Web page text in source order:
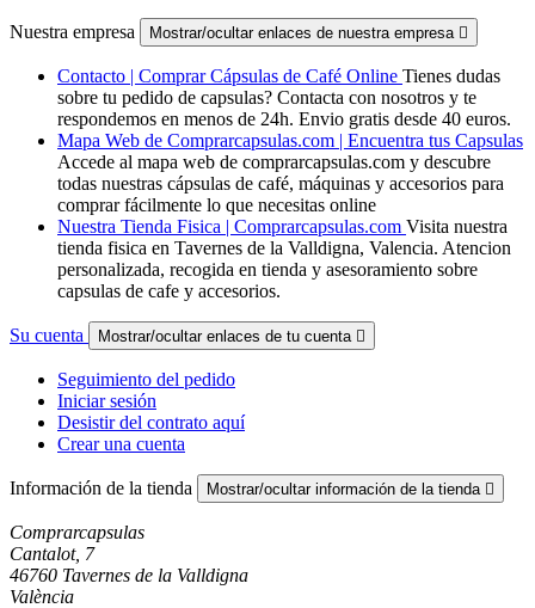
Nuestra empresa Mostrar/ocultar enlaces de nuestra empresa 
Contacto | Comprar Cápsulas de Café Online Tienes dudas
sobre tu pedido de capsulas? Contacta con nosotros y te
respondemos en menos de 24h. Envio gratis desde 40 euros.
Mapa Web de Comprarcapsulas.com | Encuentra tus Capsulas
Accede al mapa web de comprarcapsulas.com y descubre
todas nuestras cápsulas de café, máquinas y accesorios para
comprar fácilmente lo que necesitas online
Nuestra Tienda Fisica | Comprarcapsulas.com Visita nuestra
tienda fisica en Tavernes de la Valldigna, Valencia. Atencion
personalizada, recogida en tienda y asesoramiento sobre
capsulas de cafe y accesorios.
Su cuenta Mostrar/ocultar enlaces de tu cuenta 
Seguimiento del pedido
Iniciar sesión
Desistir del contrato aquí
Crear una cuenta
Información de la tienda Mostrar/ocultar información de la tienda 
Comprarcapsulas
Cantalot, 7
46760 Tavernes de la Valldigna
València